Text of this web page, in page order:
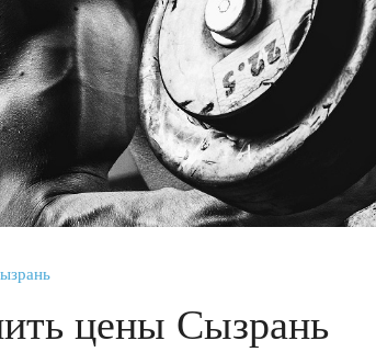
цены Сызрань